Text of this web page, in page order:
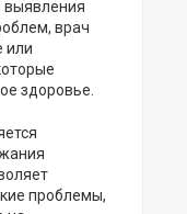
выявления
врач
или
здоровье.
проблемы,